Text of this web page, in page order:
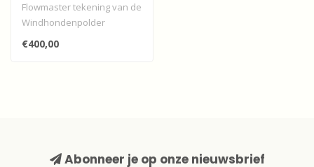
Flowmaster tekening van de
Windhondenpolder
(ijsbaan), Dordrecht
Afmeting: ?? x..
€400,00
Abonneer je op onze nieuwsbrief